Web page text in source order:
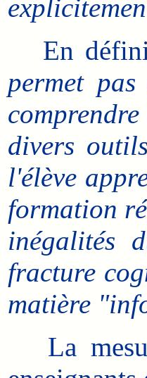
En
permet
divers
l'élève
formation
inégalités
fracture
matière
La